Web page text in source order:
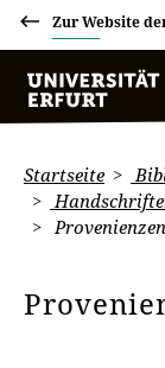
Zur Website
Startseite
Provenienzen